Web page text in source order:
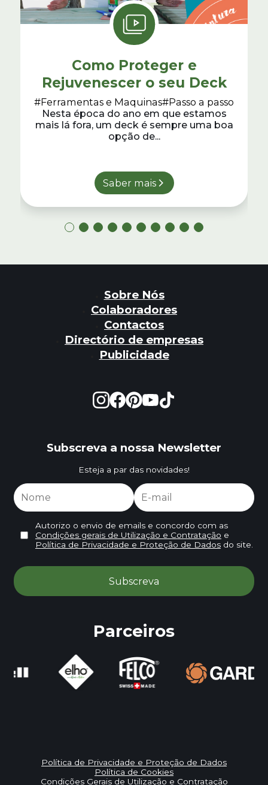
Como Proteger e
Rejuvenescer o seu Deck
#Ferramentas e Maquinas#Passo a passo
Nesta época do ano em que estamos
mais lá fora, um deck é sempre uma boa
opção de...
Saber mais
Sobre Nós
Colaboradores
Contactos
Directório de empresas
Publicidade
Subscreva a nossa Newsletter
Esteja a par das novidades!
Autorizo o envio de emails e concordo com as
Condições gerais de Utilização e Contratação e
Política de Privacidade e Proteção de Dadosdo site.
Parceiros
Política de Privacidade e Proteção de Dados
Política de Cookies
Condições Gerais de Utilização e Contratação